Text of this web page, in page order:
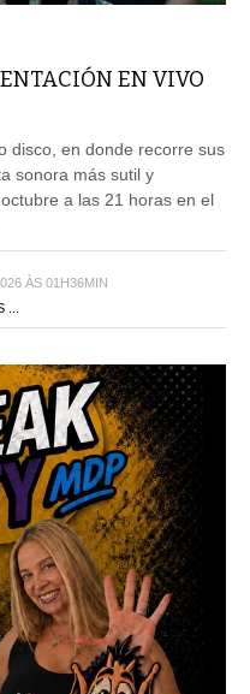
EN VIVO
disco, en donde recorre sus
sonora más sutil y
a las 21 horas en el
ÀS 01H36MIN
...